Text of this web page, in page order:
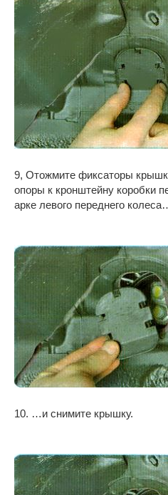
9, Отожмите фиксаторы
опоры к кронштейну коробки
арке левого переднего
10. …и снимите крышку.